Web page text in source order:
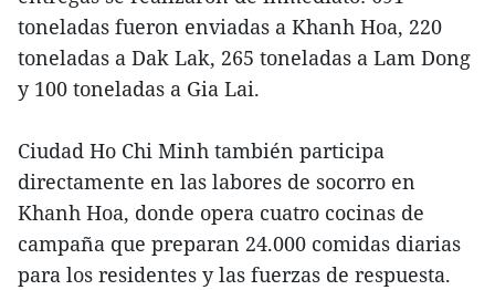
toneladas fueron enviadas a Khanh Hoa, 220
toneladas a Dak Lak, 265 toneladas a Lam Dong
y 100 toneladas a Gia Lai.
Ciudad Ho Chi Minh también participa
directamente en las labores de socorro en
Khanh Hoa, donde opera cuatro cocinas de
campaña que preparan 24.000 comidas diarias
para los residentes y las fuerzas de respuesta.